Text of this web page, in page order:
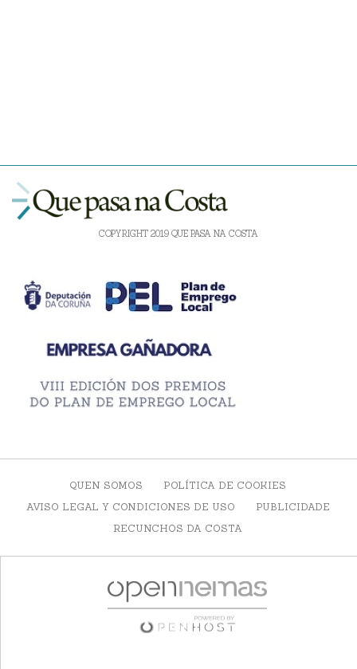
COPYRIGHT 2019 QUE PASA NA COSTA
QUEN SOMOS
POLÍTICA DE COOKIES
AVISO LEGAL Y CONDICIONES DE USO
PUBLICIDADE
RECUNCHOS DA COSTA